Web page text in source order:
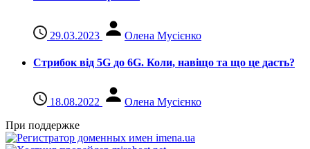
29.03.2023 Олена Мусієнко
Стрибок від 5G до 6G. Коли, навіщо та що це даcть?
18.08.2022
Олена Мусієнко
При поддержке